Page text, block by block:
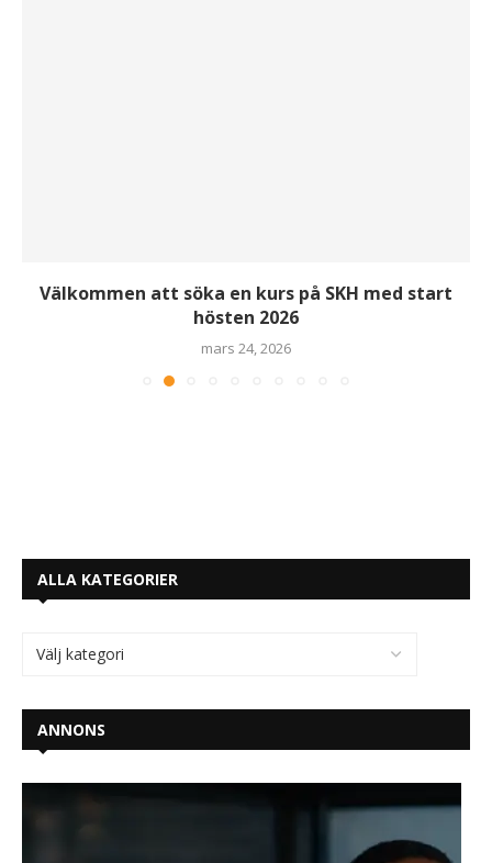
Välkommen att söka en kurs på SKH med start
hösten 2026
mars 24, 2026
ALLA KATEGORIER
ANNONS